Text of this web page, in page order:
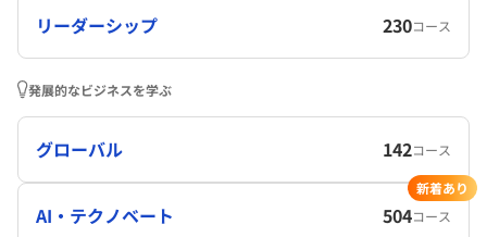
リーダーシップ 230コース
発展的なビジネスを学ぶ
グローバル 142コース
AI・テクノベート 504コース
新着あり